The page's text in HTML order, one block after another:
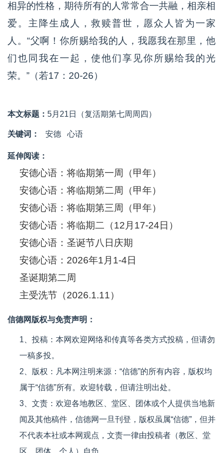
相异的性格，期待所有的人常常合一共融，相亲相
爱。主降生成人，救赎普世，愿众人皆为一家
人。“父啊！你所赐给我的人，我愿我在那里，他
们也同我在一起，使他们享见你所赐给我的光
荣。”（若17：20-26）
本文标题： 5月21日（复活期第七周周四）
关键词： 安德 心语
延伸阅读：
安德心语：将临期第一周（甲年）
安德心语：将临期第二周（甲年）
安德心语：将临期第三周（甲年）
安德心语：将临期二（12月17-24日）
安德心语：圣诞节八日庆期
安德心语：2026年1月1-4日
圣诞期第二周
主受洗节（2026.1.11）
信德网版权与免责声明：
1、投稿：本网欢迎网络和传真等各类方式投稿，但请勿
一稿多投。
2、版权：凡本网注明来源：“信德”的所有内容，版权均
属于“信德”所有。欢迎转载，但请注明出处。
3、文责：欢迎各地教区、堂区、团体或个人提供当地新
闻及其他稿件，信德网一旦刊登，版权虽属“信德”，但并
不代表本社或本网观点，文责一律由投稿者（教区、堂
区、团体、个人）自负。